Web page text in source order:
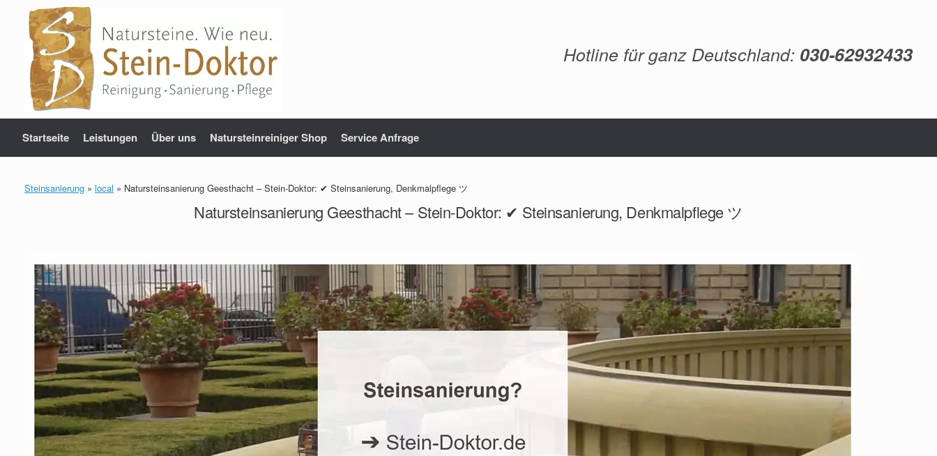
springen
Hotline für ganz Deutschland: 030-62932433
Startseite Leistungen Über uns Natursteinreiniger Shop Service Anfrage
Steinsanierung » local » Natursteinsanierung Geesthacht – Stein-Doktor: ✔ Steinsanierung, Denkmalpflege ツ
Natursteinsanierung Geesthacht – Stein-Doktor: ✔ Steinsanierung, Denkmalpflege ツ